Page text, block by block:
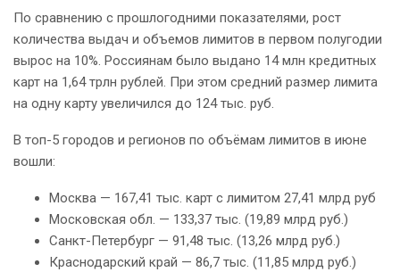
По сравнению с прошлогодними показателями, рост
количества выдач и объемов лимитов в первом полугодии
вырос на 10%. Россиянам было выдано 14 млн кредитных
карт на 1,64 трлн рублей. При этом средний размер лимита
на одну карту увеличился до 124 тыс. руб.
В топ-5 городов и регионов по объёмам лимитов в июне
вошли:
Москва — 167,41 тыс. карт с лимитом 27,41 млрд руб
Московская обл. — 133,37 тыс. (19,89 млрд руб.)
Санкт-Петербург — 91,48 тыс. (13,26 млрд руб.)
Краснодарский край — 86,7 тыс. (11,85 млрд руб.)